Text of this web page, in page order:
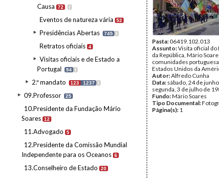
Causa
72 I
Eventos de natureza vária 52
Presidências Abertas 745 I
Retratos oficiais 4
Visitas oficiais e de Estado a
Portugal
94 I
2.º mandato 123 1237 I
09.Professor 25
10.Presidente da Fundação Mário
Soares 12
11.Advogado 5
12.Presidente da Comissão Mundial
Independente para os Oceanos 6
13.Conselheiro de Estado 20
Pasta:06419.102.013
Assunto:Visita oficial
da República, Mário
comunidades
Estados Unidos da
Autor:Alfredo Cunha
Data: sábado, 24 de
segunda, 3 de julho de
Fundo:Mário Soares
Tipo Documental:
Página(s): 1